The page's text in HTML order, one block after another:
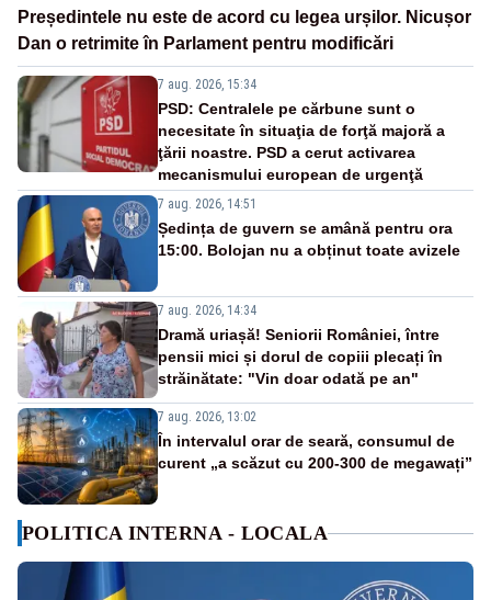
Președintele nu este de acord cu legea urșilor. Nicușor
Dan o retrimite în Parlament pentru modificări
7 aug. 2026, 15:34
PSD: Centralele pe cărbune sunt o
necesitate în situaţia de forţă majoră a
ţării noastre. PSD a cerut activarea
mecanismului european de urgenţă
7 aug. 2026, 14:51
Ședința de guvern se amână pentru ora
15:00. Bolojan nu a obținut toate avizele
7 aug. 2026, 14:34
Dramă uriașă! Seniorii României, între
pensii mici și dorul de copiii plecați în
străinătate: "Vin doar odată pe an"
7 aug. 2026, 13:02
În intervalul orar de seară, consumul de
curent „a scăzut cu 200-300 de megawați”
POLITICA INTERNA - LOCALA